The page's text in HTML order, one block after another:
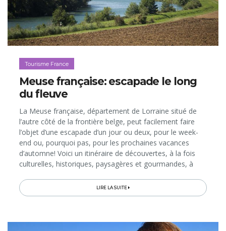
Tourisme France
Meuse française: escapade le long
du fleuve
La Meuse française, département de Lorraine situé de
l’autre côté de la frontière belge, peut facilement faire
l’objet d’une escapade d’un jour ou deux, pour le week-
end ou, pourquoi pas, pour les prochaines vacances
d’automne! Voici un itinéraire de découvertes, à la fois
culturelles, historiques, paysagères et gourmandes, à
vélo…
LIRE LA SUITE